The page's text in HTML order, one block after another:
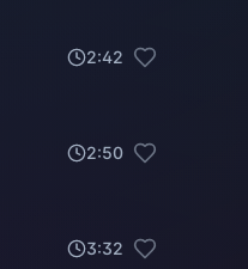
2:42
2:50
3:32